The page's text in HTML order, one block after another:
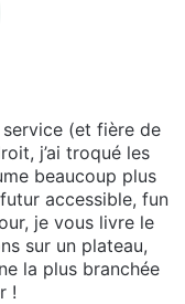
(et fière de
j’ai troqué les
beaucoup plus
accessible, fun
je vous livre le
sur un plateau,
la plus branchée
!